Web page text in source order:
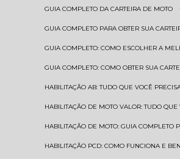
GUIA COMPLETO DA CARTEIRA DE MOTO
GUIA COMPLETO PARA OBTER SUA
GUIA COMPLETO: COMO ESCOLHER A
GUIA COMPLETO: COMO OBTER SUA
HABILITAÇÃO AB: TUDO QUE VOCÊ
HABILITAÇÃO DE MOTO VALOR: TUDO
HABILITAÇÃO DE MOTO: GUIA COMPLETO
HABILITAÇÃO PCD: COMO FUNCIONA E